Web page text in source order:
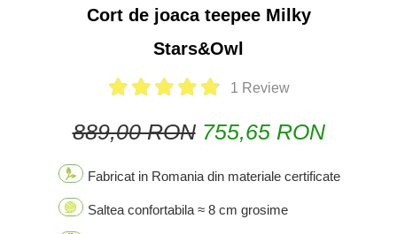
Cort de joaca teepee Milky
Stars&Owl
1 Review
889,00 RON 755,65 RON
Fabricat in Romania din materiale certificate
Saltea confortabila ≈ 8 cm grosime